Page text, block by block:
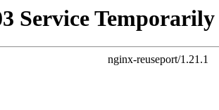
Service
nginx-reuseport/1.21.1